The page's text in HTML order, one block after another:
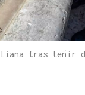
tras teñir